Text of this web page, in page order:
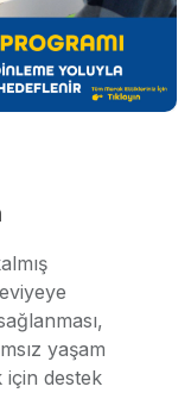
yaşam
için destek